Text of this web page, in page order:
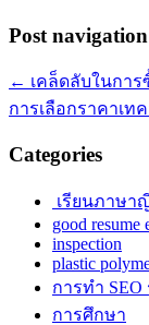
Post navigation
← เคล็ดลับในกา
การเลือกราคาเ
Categories
เรียนภาษา
good resume
inspection
plastic
การทำ
การศึกษา